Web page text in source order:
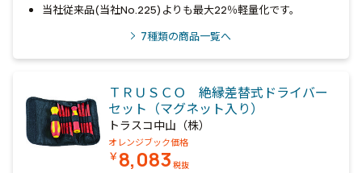
当社従来品(当社No.225)よりも最大22％軽量化です。
7種類の商品一覧へ
ＴＲＵＳＣＯ 絶縁差替式ドライバー
セット（マグネット入り）
トラスコ中山（株）
オレンジブック価格
￥8,083 税抜